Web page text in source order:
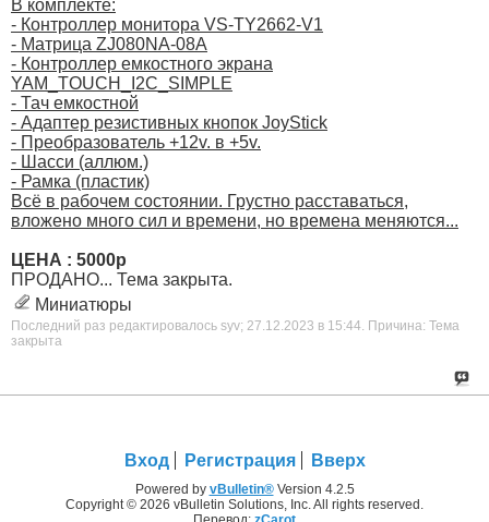
В комплекте:
- Контроллер монитора VS-TY2662-V1
- Матрица ZJ080NA-08A
- Контроллер емкостного экрана
YAM_TOUCH_I2C_SIMPLE
- Тач емкостной
- Адаптер резистивных кнопок JoyStick
- Преобразователь +12v. в +5v.
- Шасси (аллюм.)
- Рамка (пластик)
Всё в рабочем состоянии. Грустно расставаться,
вложено много сил и времени, но времена меняются...
ЦЕНА : 5000р
ПРОДАНО... Тема закрыта.
Миниатюры
Последний раз редактировалось syv; 27.12.2023 в 15:44 Причина: Тема
закрыта
Вход Регистрация Вверх
Powered by vBulletin®Version 4.2.5
Copyright © 2026 vBulletin Solutions, Inc. All rights reserved.